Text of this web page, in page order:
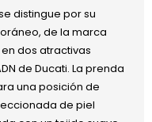
distingue por su
de la marca
dos atractivas
de Ducati. La prenda
una posición de
de piel